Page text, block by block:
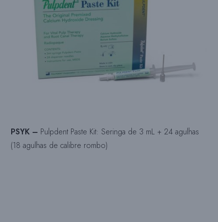
PSYK – Pulpdent Paste Kit: Seringa de 3 mL + 24 agulhas
(18 agulhas de calibre rombo)